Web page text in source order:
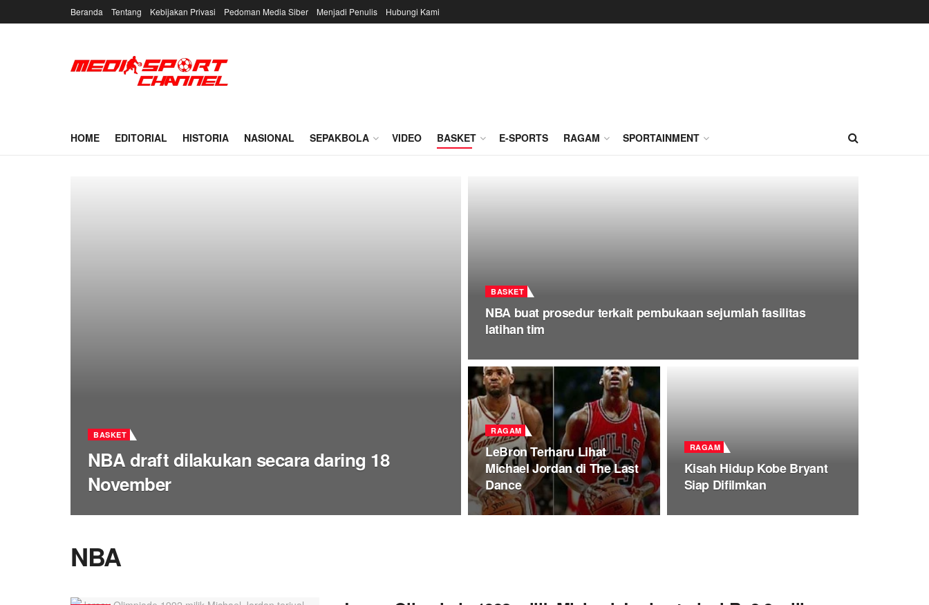
Beranda Tentang Kebijakan Privasi Pedoman Media Siber Menjadi Penulis Hubungi Kami
HOME EDITORIAL HISTORIA NASIONAL SEPAKBOLA VIDEO BASKET E-SPORTS RAGAM SPORTAINMENT
BASKET
NBA draft dilakukan secara daring 18
November
BASKET
NBA buat prosedur terkait pembukaan sejumlah fasilitas
latihan tim
RAGAM
LeBron Terharu Lihat
Michael Jordan di The Last
Dance
RAGAM
Kisah Hidup Kobe Bryant
Siap Difilmkan
NBA